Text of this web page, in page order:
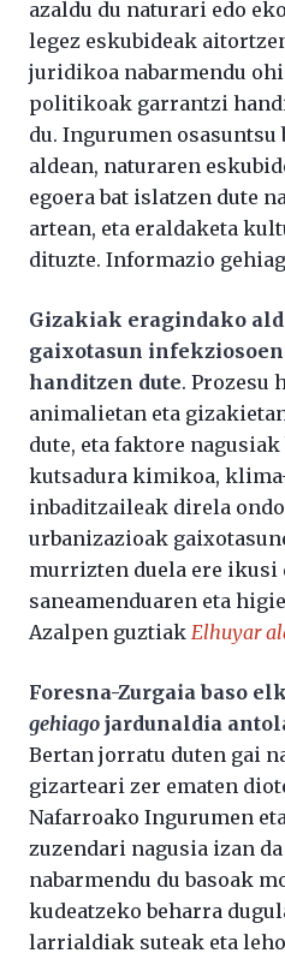
azaldu du naturari edo
legez eskubideak
juridikoa nabarmendu ohi
politikoak garrantzi
du. Ingurumen osasuntsu
aldean, naturaren
egoera bat islatzen dute
artean, eta eraldaketa
dituzte. Informazio
Gizakiak eragindako
gaixotasun
handitzen dute. Prozesu
animalietan eta
dute, eta faktore
kutsadura kimikoa,
inbaditzaileak direla
urbanizazioak
murrizten duela ere ikusi
saneamenduaren eta
Azalpen guztiak Elhuyar
Foresna-Zurgaia baso
gehiago jardunaldia
Bertan jorratu duten gai
gizarteari zer ematen
Nafarroako Ingurumen
zuzendari nagusia izan
nabarmendu du basoak
kudeatzeko beharra
larrialdiak suteak eta